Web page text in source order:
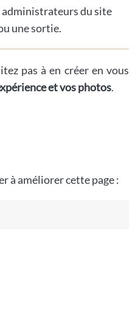
administrateurs du site
une sortie.
pas à en créer en vous
et vos photos.
à améliorer cette page :